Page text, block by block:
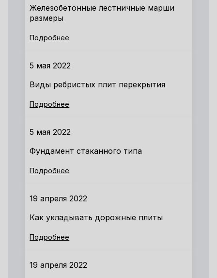
Железобетонные лестничные марши
размеры
Подробнее
5 мая 2022
Виды ребристых плит перекрытия
Подробнее
5 мая 2022
Фундамент стаканного типа
Подробнее
19 апреля 2022
Как укладывать дорожные плиты
Подробнее
19 апреля 2022